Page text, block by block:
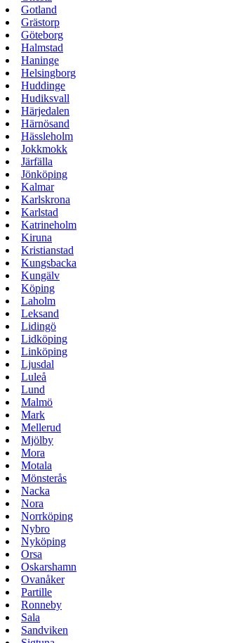
Gotland
Grästorp
Göteborg
Halmstad
Haninge
Helsingborg
Huddinge
Hudiksvall
Härjedalen
Härnösand
Hässleholm
Jokkmokk
Järfälla
Jönköping
Kalmar
Karlskrona
Karlstad
Katrineholm
Kiruna
Kristianstad
Kungsbacka
Kungälv
Köping
Laholm
Leksand
Lidingö
Lidköping
Linköping
Ljusdal
Luleå
Lund
Malmö
Mark
Mellerud
Mjölby
Mora
Motala
Mönsterås
Nacka
Nora
Norrköping
Nybro
Nyköping
Orsa
Oskarshamn
Ovanåker
Partille
Ronneby
Sala
Sandviken